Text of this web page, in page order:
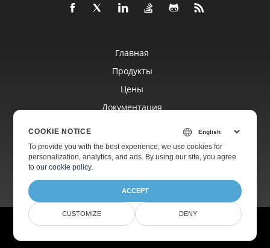
Главная
Продукты
Цены
Документация
Платная Поддержка
2001-2026. Все права защищены.
COOKIE NOTICE
To provide you with the best experience, we use cookies for
personalization, analytics, and ads. By using our site, you agree
toour cookie policy.
ACCEPT
CUSTOMIZE DENY